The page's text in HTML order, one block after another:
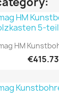
Quick
HM
€415.73